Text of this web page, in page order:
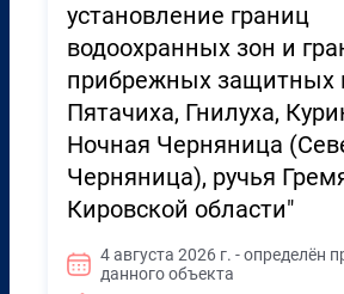
установление границ
водоохранных зон и
прибрежных защитных
Пятачиха, Гнилуха,
Ночная Черняница
Черняница), ручья
Кировской области"
4 августа 2026 г. - определён
данного объекта